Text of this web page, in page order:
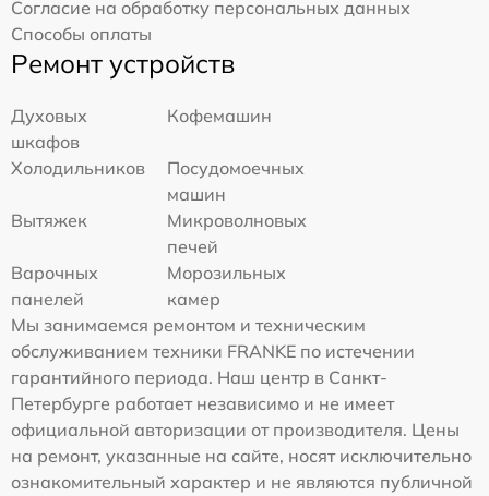
Согласие на обработку персональных данных
Способы оплаты
Ремонт устройств
Духовых
шкафов
Кофемашин
Холодильников
Посудомоечных
машин
Вытяжек
Микроволновых
печей
Варочных
панелей
Морозильных
камер
Мы занимаемся ремонтом и техническим
обслуживанием техники FRANKE по истечении
гарантийного периода. Наш центр в Санкт-
Петербурге работает независимо и не имеет
официальной авторизации от производителя. Цены
на ремонт, указанные на сайте, носят исключительно
ознакомительный характер и не являются публичной